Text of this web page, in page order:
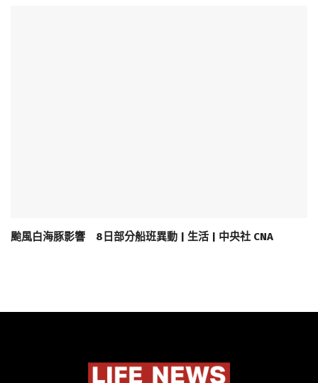
颱風白海豚影響 8日部分船班異動 | 生活 | 中央社 CNA